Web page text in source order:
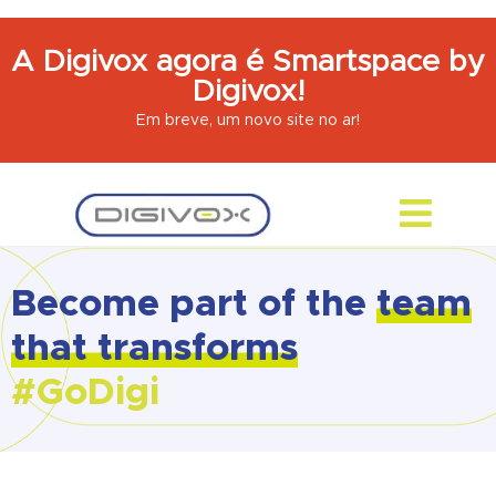
A Digivox agora é Smartspace by
Digivox!
Em breve, um novo site no ar!
Become part of the team
that transforms
#GoDigi